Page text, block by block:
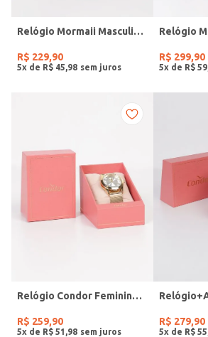
Relógio Mormaii Masculino PRETO
R$ 229,90
5x de R$ 45 98
R$ 299,90
5x de R$ 59
Relógio Condor Feminino DOURADO
R$ 259,90
5x de R$ 51 98
R$ 279,90
5x de R$ 55